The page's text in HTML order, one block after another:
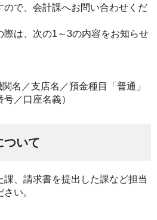
ので、会計課へお問い合わせくだ
際は、次の1～3の内容をお知らせ
名／支店名／預金種目「普通」
号／口座名義）
ついて
課、請求書を提出した課など担当
い。